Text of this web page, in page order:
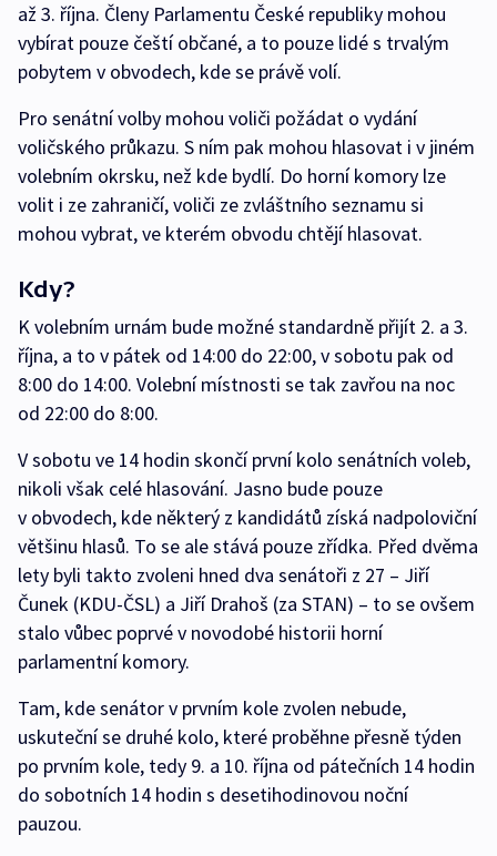
až 3. října. Členy Parlamentu České republiky mohou
vybírat pouze čeští občané, a to pouze lidé s trvalým
pobytem v obvodech, kde se právě volí.
Pro senátní volby mohou voliči požádat o vydání
voličského průkazu. S ním pak mohou hlasovat i v jiném
volebním okrsku, než kde bydlí. Do horní komory lze
volit i ze zahraničí, voliči ze zvláštního seznamu si
mohou vybrat, ve kterém obvodu chtějí hlasovat.
Kdy?
K volebním urnám bude možné standardně přijít 2. a 3.
října, a to v pátek od 14:00 do 22:00, v sobotu pak od
8:00 do 14:00. Volební místnosti se tak zavřou na noc
od 22:00 do 8:00.
V sobotu ve 14 hodin skončí první kolo senátních voleb,
nikoli však celé hlasování. Jasno bude pouze
v obvodech, kde některý z kandidátů získá nadpoloviční
většinu hlasů. To se ale stává pouze zřídka. Před dvěma
lety byli takto zvoleni hned dva senátoři z 27 – Jiří
Čunek (KDU-ČSL) a Jiří Drahoš (za STAN) – to se ovšem
stalo vůbec poprvé v novodobé historii horní
parlamentní komory.
Tam, kde senátor v prvním kole zvolen nebude,
uskuteční se druhé kolo, které proběhne přesně týden
po prvním kole, tedy 9. a 10. října od pátečních 14 hodin
do sobotních 14 hodin s desetihodinovou noční
pauzou.